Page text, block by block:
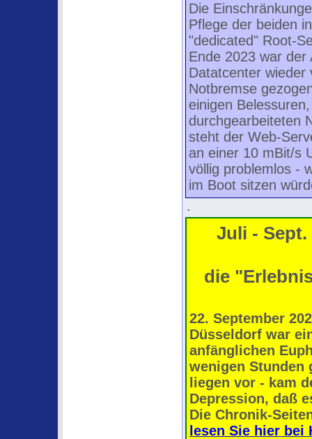
Die
Pflege der beiden
"dedicated" Root-
Ende 2023 war der
Datatcenter wieder
Notbremse
einigen
durchgearbeiteten
steht der Web-
an einer 10 mBit/s
völlig problemlos -
im Boot sitzen
.
Juli - Sept.
die
22. September
Düsseldorf war
anfänglichen
wenigen Stunden
liegen vor - kam
Depression, daß
Die Chronik-
lesen Sie hier bei